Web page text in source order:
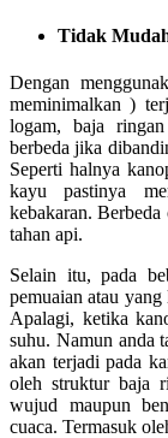
Tidak
Dengan
meminimalkan )
logam, baja
berbeda jika
Seperti halnya
kayu pastinya
kebakaran.
tahan api.
Selain itu, pada
pemuaian atau
Apalagi, ketika
suhu. Namun anda
akan terjadi pada
oleh struktur baja
wujud maupun
cuaca. Termasuk